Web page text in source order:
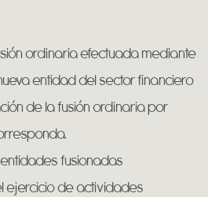
ordinaria efectuada mediante
entidad del sector financiero
de la fusión ordinaria por
fusionadas
ejercicio de actividades